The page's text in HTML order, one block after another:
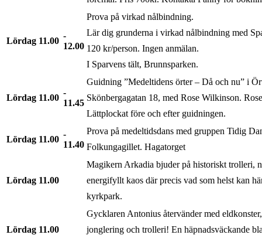
Lördag 11.00
12.00
Prova på virkad nålbindning.
Lär dig grunderna i virkad nålbindning med
120 kr/person. Ingen anmälan.
I Sparvens tält, Brunnsparken.
Lördag 11.00
11.45
Guidning ”Medeltidens örter – Då och nu” i
Skönbergagatan 18, med Rose Wilkinson.
Lättplockat före och efter guidningen.
Lördag 11.00
11.40
Prova på medeltidsdans med gruppen Tidig
Folkungagillet. Hagatorget
Lördag 11.00
Magikern Arkadia bjuder på historiskt trolleri,
energifyllt kaos där precis vad som helst kan
kyrkpark.
Lördag 11.00
Gycklaren Antonius återvänder med
jonglering och trolleri! En häpnadsväckande